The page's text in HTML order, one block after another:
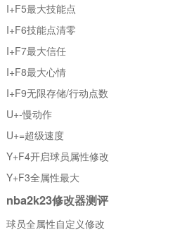
I+F5最大技能点
I+F6技能点清零
I+F7最大信任
I+F8最大心情
I+F9无限存储/行动点数
U+-慢动作
U+=超级速度
Y+F4开启球员属性修改
Y+F3全属性最大
nba2k23修改器测评
球员全属性自定义修改